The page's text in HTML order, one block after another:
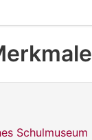
Schulmuseum